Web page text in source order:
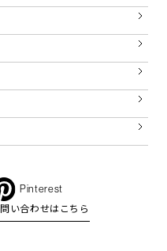
Pinterest
い合わせはこちら